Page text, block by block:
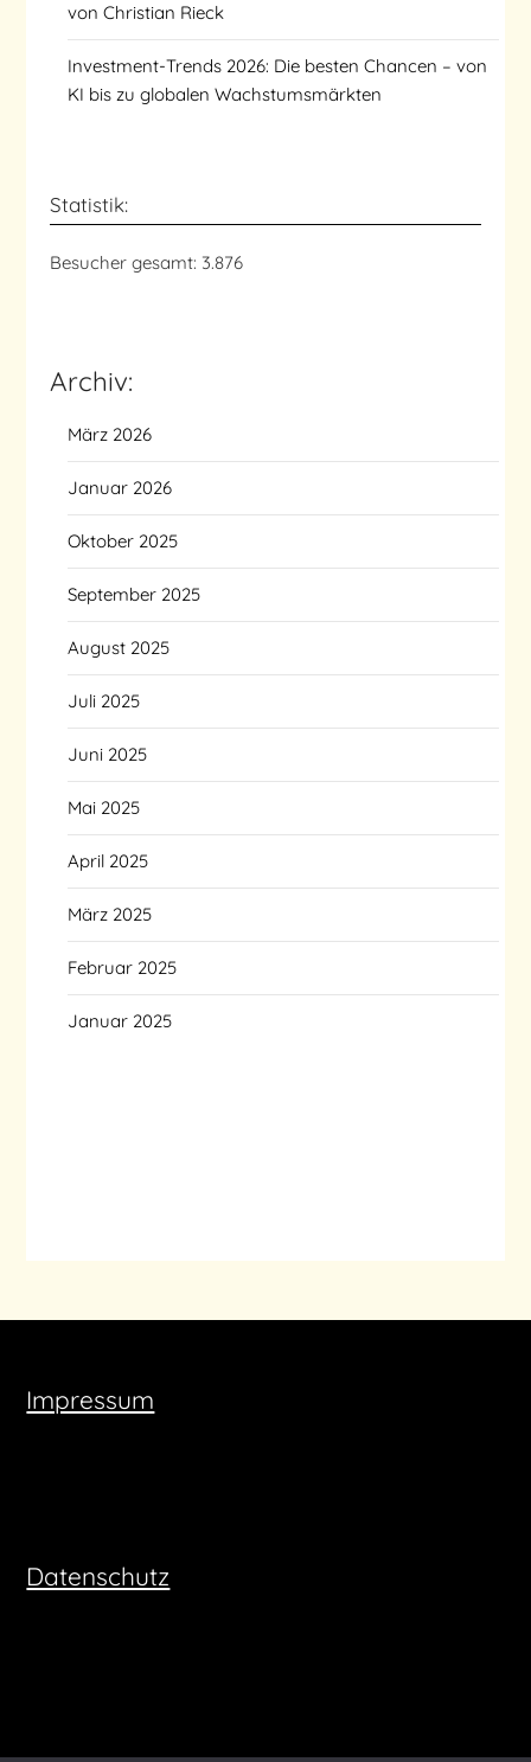
von Christian Rieck
Investment-Trends 2026: Die besten Chancen – von
KI bis zu globalen Wachstumsmärkten
Statistik:
Besucher gesamt: 3.876
Archiv:
März 2026
Januar 2026
Oktober 2025
September 2025
August 2025
Juli 2025
Juni 2025
Mai 2025
April 2025
März 2025
Februar 2025
Januar 2025
Impressum
Datenschutz